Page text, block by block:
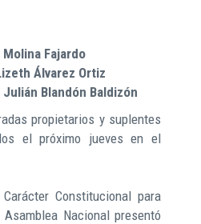
Fajardo
Álvarez Ortiz
Blandón Baldizón
propietarios y suplentes
el próximo jueves en el
Constitucional para
Nacional presentó